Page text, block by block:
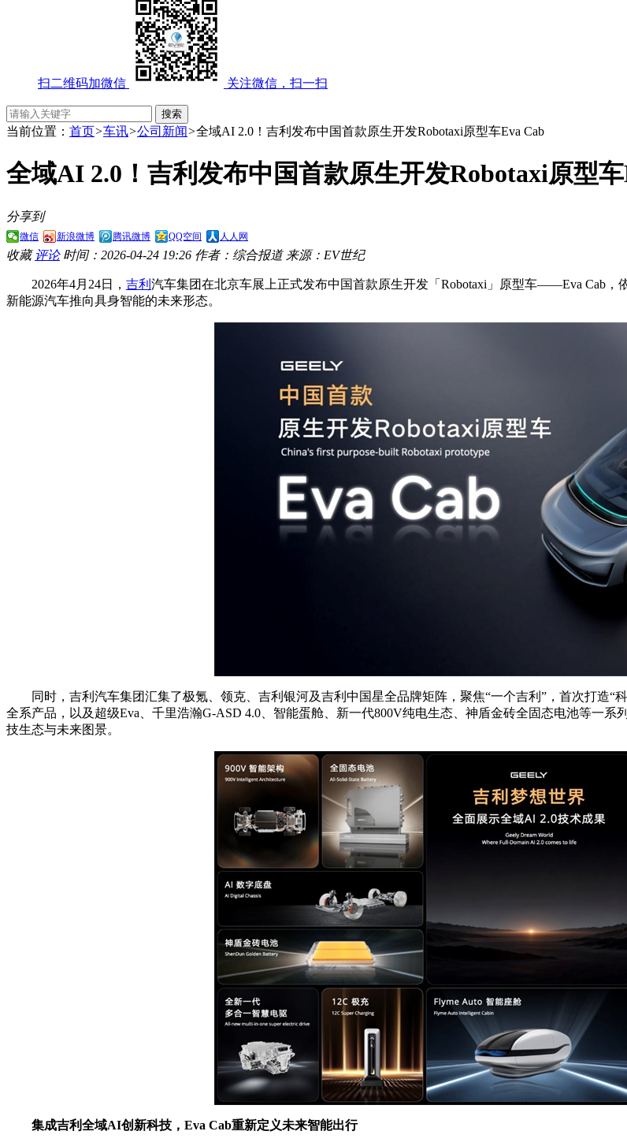
扫二维码加微信 关注微信，扫一扫
当前位置： 首页>车讯>公司新闻>全域AI 2.0！吉利发布中国首款原生开发Robotaxi原型车Eva Cab
全域AI 2.0！吉利发布中国首款原生开发Robotaxi原型
分享到
微信 新浪微博 腾讯微博 QQ空间 人人网
收藏 评论 时间：2026-04-24 19:26 作者：综合报道 来源：EV世纪
2026年4月24日， 吉利 汽车集团在北京车展上正式发布中国首款原生开发「Robotaxi」原型车——Eva Cab
新能源汽车推向具身智能的未来形态。
同时，吉利汽车集团汇集了极氪、领克、吉利银河及吉利中国星全品牌矩阵，聚焦“一个吉利”，首次打造“
全系产品，以及超级Eva、千里浩瀚G-ASD 4.0、智能蛋舱、新一代800V纯电生态、神盾金砖全固态电池等一
技生态与未来图景。
集成吉利全域AI创新科技，Eva Cab重新定义未来智能出行